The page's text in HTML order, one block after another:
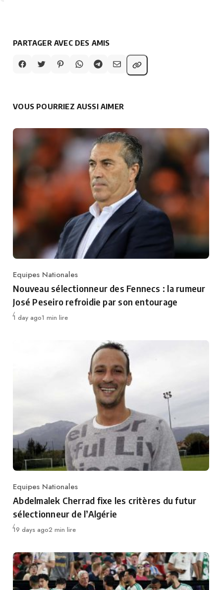
PARTAGER AVEC DES AMIS
VOUS POURRIEZ AUSSI AIMER
Category
Equipes Nationales
Nouveau sélectionneur des Fennecs : la rumeur
José Peseiro refroidie par son entourage
Publié
1 day ago1 min lire
Category
Equipes Nationales
Abdelmalek Cherrad fixe les critères du futur
sélectionneur de l’Algérie
Publié
19 days ago2 min lire